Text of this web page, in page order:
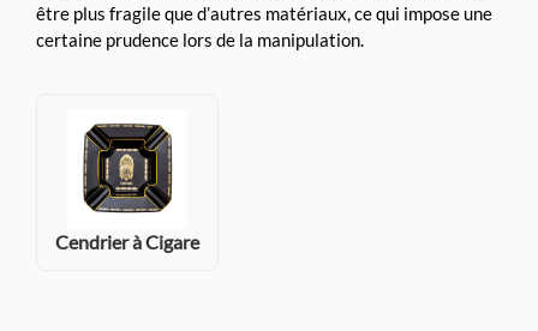
être plus fragile que d’autres matériaux, ce qui impose une
certaine prudence lors de la manipulation.
Cendrier à Cigare